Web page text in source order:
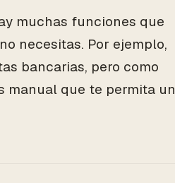
muchas funciones que
necesitas. Por ejemplo,
bancarias, pero como
manual que te permita un